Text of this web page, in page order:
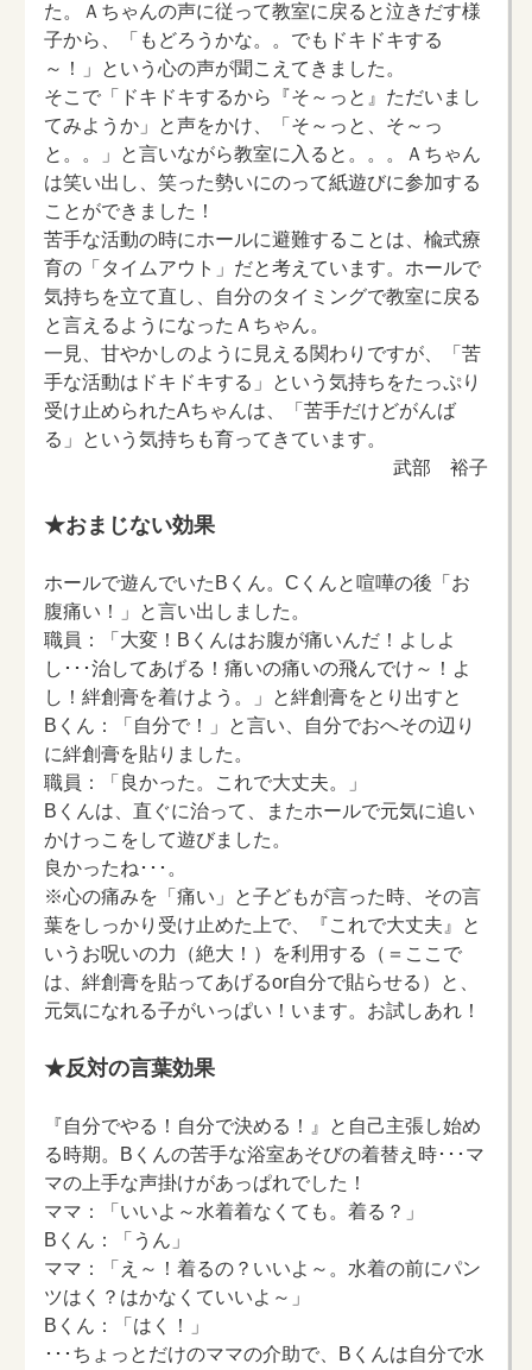
た。Ａちゃんの声に従って教室に戻ると泣きだす様
子から、「もどろうかな。。でもドキドキする
～！」という心の声が聞こえてきました。
そこで「ドキドキするから『そ～っと』ただいまし
てみようか」と声をかけ、「そ～っと、そ～っ
と。。」と言いながら教室に入ると。。。Ａちゃん
は笑い出し、笑った勢いにのって紙遊びに参加する
ことができました！
苦手な活動の時にホールに避難することは、楡式療
育の「タイムアウト」だと考えています。ホールで
気持ちを立て直し、自分のタイミングで教室に戻る
と言えるようになったＡちゃん。
一見、甘やかしのように見える関わりですが、「苦
手な活動はドキドキする」という気持ちをたっぷり
受け止められたAちゃんは、「苦手だけどがんば
る」という気持ちも育ってきています。
武部 裕子
★おまじない効果
ホールで遊んでいたBくん。Cくんと喧嘩の後「お
腹痛い！」と言い出しました。
職員：「大変！Bくんはお腹が痛いんだ！よしよ
し･･･治してあげる！痛いの痛いの飛んでけ～！よ
し！絆創膏を着けよう。」と絆創膏をとり出すと
Bくん：「自分で！」と言い、自分でおへその辺り
に絆創膏を貼りました。
職員：「良かった。これで大丈夫。」
Bくんは、直ぐに治って、またホールで元気に追い
かけっこをして遊びました。
良かったね･･･。
※心の痛みを「痛い」と子どもが言った時、その言
葉をしっかり受け止めた上で、『これで大丈夫』と
いうお呪いの力（絶大！）を利用する（＝ここで
は、絆創膏を貼ってあげるor自分で貼らせる）と、
元気になれる子がいっぱい！います。お試しあれ！
★反対の言葉効果
『自分でやる！自分で決める！』と自己主張し始め
る時期。Bくんの苦手な浴室あそびの着替え時･･･マ
マの上手な声掛けがあっぱれでした！
ママ：「いいよ～水着着なくても。着る？」
Bくん：「うん」
ママ：「え～！着るの？いいよ～。水着の前にパン
ツはく？はかなくていいよ～」
Bくん：「はく！」
･･･ちょっとだけのママの介助で、Bくんは自分で水